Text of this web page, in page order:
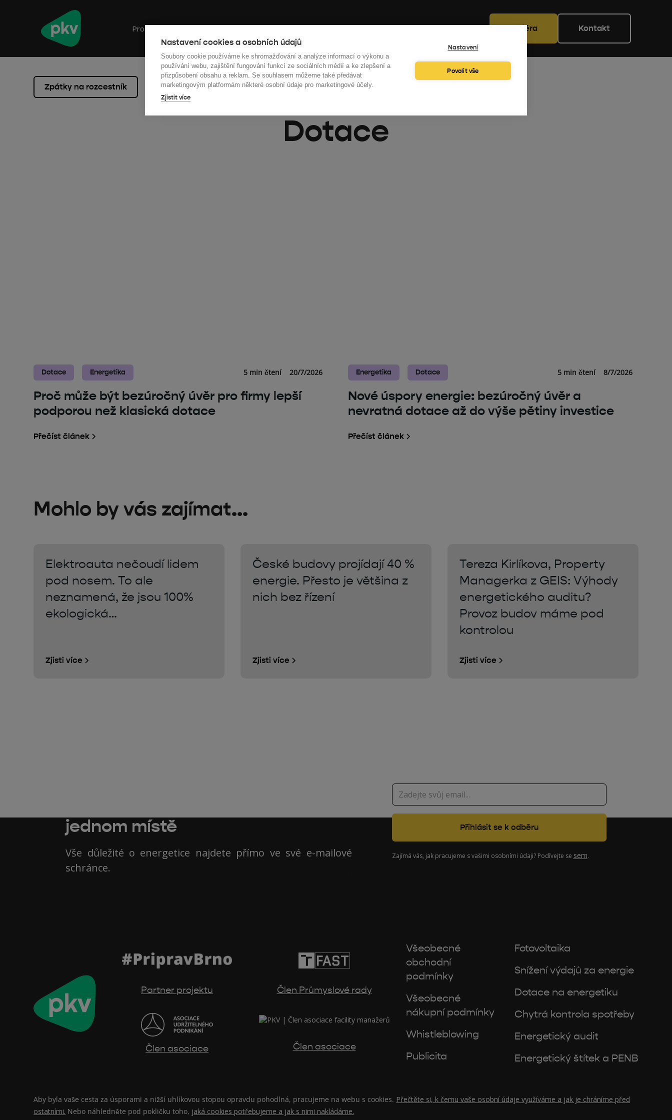
Nastavení cookies a osobních údajů
Soubory cookie používáme ke shromažďování a analýze informací o výkonu a
používání webu, zajištění fungování funkcí ze sociálních médií a ke zlepšení a
přizpůsobení obsahu a reklam. Se souhlasem můžeme také předávat
marketingovým platformám některé osobní údaje pro marketingové účely.
Zjistit více
Nastavení
Povolit vše
Pro firmy Pro obce O nás Vzdělávání Kalkulačky Kariéra Kontakt
Zpátky na rozcestník
Dotace
Dotace Energetika 5 min čtení 20/7/2026
Proč může být bezúročný úvěr pro firmy lepší
podporou než klasická dotace
Přečíst článek
Energetika Dotace 5 min čtení 8/7/2026
Nové úspory energie: bezúročný úvěr a
nevratná dotace až do výše pětiny investice
Přečíst článek
Mohlo by vás zajímat...
Elektroauta nečoudí lidem
pod nosem. To ale
neznamená, že jsou 100%
ekologická…
Zjisti více
České budovy projídají 40 %
energie. Přesto je většina z
nich bez řízení
Zjisti více
Tereza Kirlíkova, Property
Managerka z GEIS: Výhody
energetického auditu?
Provoz budov máme pod
kontrolou
Zjisti více
jednom místě
Vše důležité o energetice najdete přímo ve své e-mailové
schránce.
Zajímá vás, jak pracujeme s vašimi osobními údaji? Podívejte se sem.
Partner projektu Člen Průmyslové rady
Člen asociace Člen asociace
Všeobecné
obchodní
podmínky
Všeobecné
nákupní podmínky
Whistleblowing
Publicita
Fotovoltaika
Snížení výdajů za energie
Dotace na energetiku
Chytrá kontrola spotřeby
Energetický audit
Energetický štítek a PENB
Aby byla vaše cesta za úsporami a nižší uhlíkovou stopou opravdu pohodlná, pracujeme na webu s cookies. Přečtěte si, k čemu vaše osobní údaje využíváme a jak je chráníme před
ostatními. Nebo náhledněte pod pokličku toho, jaká cookies potřebujeme a jak s nimi nakládáme.